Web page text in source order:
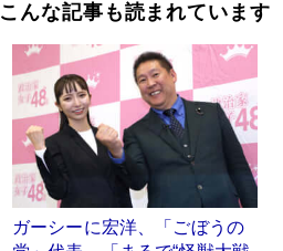
こんな記事も読まれています
ガーシーに宏洋、「ごぼうの